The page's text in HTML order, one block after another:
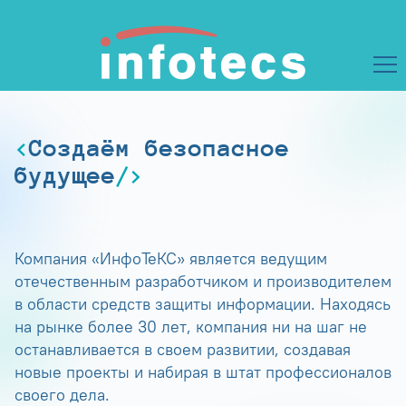
Создаём безопасное
будущее
Компания «ИнфоТеКС» является ведущим
отечественным разработчиком и производителем
в области средств защиты информации. Находясь
на рынке более 30 лет, компания ни на шаг не
останавливается в своем развитии, создавая
новые проекты и набирая в штат профессионалов
своего дела.